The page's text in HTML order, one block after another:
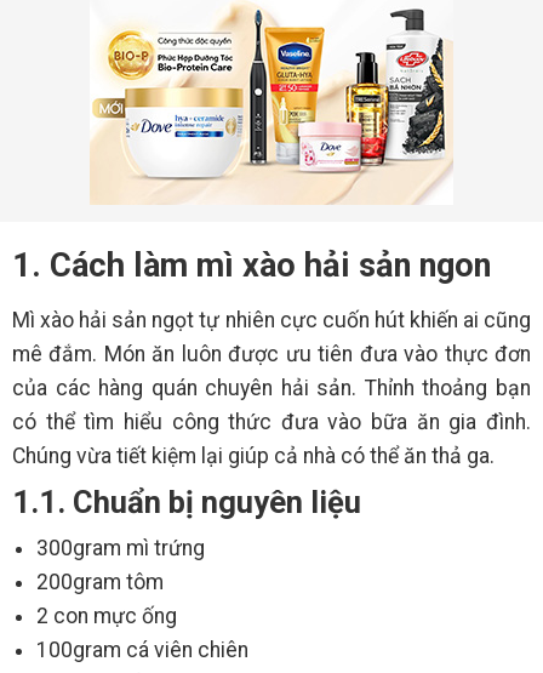
1. Cách làm mì xào hải sản ngon
Mì xào hải sản ngọt tự nhiên cực cuốn hút khiến ai cũng
mê đắm. Món ăn luôn được ưu tiên đưa vào thực đơn
của các hàng quán chuyên hải sản. Thỉnh thoảng bạn
có thể tìm hiểu công thức đưa vào bữa ăn gia đình.
Chúng vừa tiết kiệm lại giúp cả nhà có thể ăn thả ga.
1.1. Chuẩn bị nguyên liệu
300gram mì trứng
200gram tôm
2 con mực ống
100gram cá viên chiên